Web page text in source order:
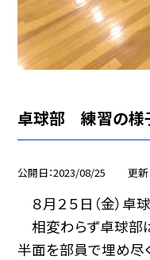
卓球部 練習の様
公開日 2023/08/25 更
８月２５日（金）卓
相変わらず卓球部
半面を部員で埋め尽